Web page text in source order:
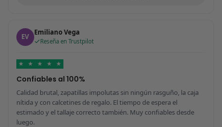
EV Emiliano Vega
Reseña en Trustpilot
★ ★ ★ ★ ★
Confiables al 100%
Calidad brutal, zapatillas impolutas sin ningún rasguño, la caja
nítida y con calcetines de regalo. El tiempo de espera el
estimado y el tallaje correcto también. Muy confiables desde
luego.